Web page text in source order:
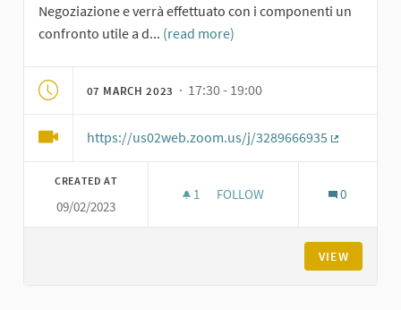
Negoziazione e verrà effettuato con i componenti un
confronto utile a d... (read more)
07 MARCH 2023 · 17:30 - 19:00
https://us02web.zoom.us/j/3289666935
CREATED AT
09/02/2023
1 1 FOLLOWER
FOLLOW 0
VIEW